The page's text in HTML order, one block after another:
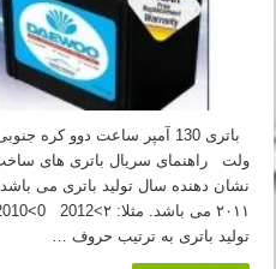
ولت راهنمای سریال باتری های
تولید باتری به ترتیب حروف …